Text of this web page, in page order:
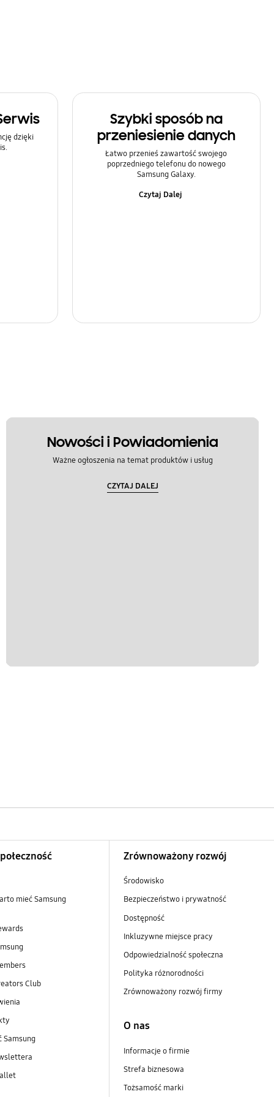
dzięki
Szybki sposób na
przeniesienie danych
Łatwo przenieś zawartość swojego
poprzedniego telefonu do nowego
Samsung Galaxy.
Czytaj Dalej
Nowości i Powiadomienia
Ważne ogłoszenia na temat produktów i usług
CZYTAJ DALEJ
mieć Samsung
Club
Samsung
Zrównoważony rozwój
Środowisko
Bezpieczeństwo i prywatność
Dostępność
Inkluzywne miejsce pracy
Odpowiedzialność społeczna
Polityka różnorodności
Zrównoważony rozwój firmy
O nas
Informacje o firmie
Strefa biznesowa
Tożsamość marki